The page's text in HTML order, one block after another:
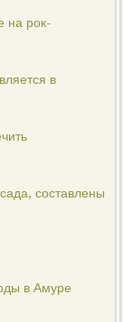
на рок-
в
составлены
в Амуре